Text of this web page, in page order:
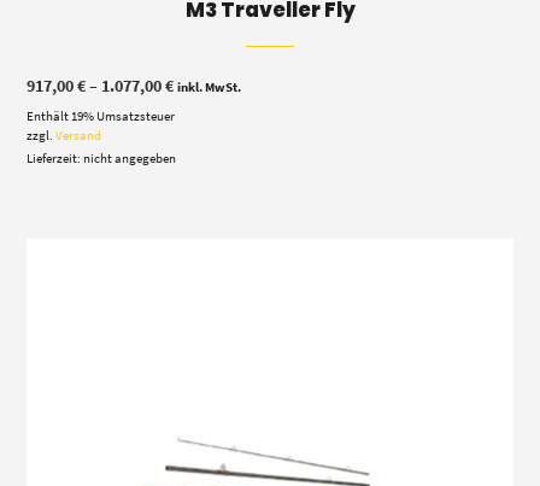
M3 Traveller Fly
917,00€– 1.077,00€Preisspanne:
bis
inkl. MwSt.
Enthält 19% Umsatzsteuer
zzgl.Versand
Lieferzeit: nicht angegeben